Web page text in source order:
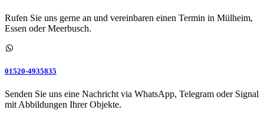
Rufen Sie uns gerne an und vereinbaren einen Termin in Mülheim,
Essen oder Meerbusch.
01520-4935835
Senden Sie uns eine Nachricht via WhatsApp, Telegram oder Signal
mit Abbildungen Ihrer Objekte.